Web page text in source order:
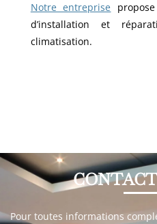
Notre entreprise
d’installation et
climatisation.
Pour toutes informations